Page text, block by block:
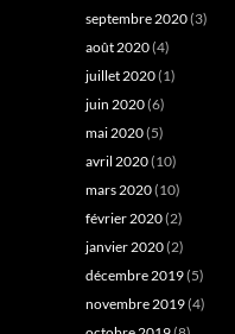
septembre 2020(3)
août 2020(4)
juillet 2020(1)
juin 2020(6)
mai 2020(5)
avril 2020(10)
mars 2020(10)
février 2020(2)
janvier 2020(2)
décembre 2019(5)
novembre 2019(4)